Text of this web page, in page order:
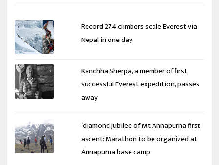
Record 274 climbers scale Everest via
Nepal in one day
Kanchha Sherpa, a member of first
successful Everest expedition, passes
away
‘diamond jubilee of Mt Annapurna first
ascent: Marathon to be organized at
Annapurna base camp